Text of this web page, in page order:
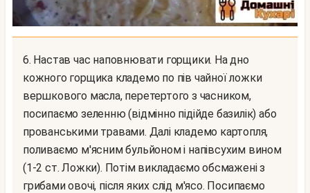
6. Настав час наповнювати горщики. На дно
кожного горщика кладемо по пів чайної ложки
вершкового масла, перетертого з часником,
посипаємо зеленню (відмінно підійде базилік) або
прованськими травами. Далі кладемо картопля,
поливаємо м'ясним бульйоном і напівсухим вином
(1-2 ст. Ложки). Потім викладаємо обсмажені з
грибами овочі, після яких слід м'ясо. Посипаємо